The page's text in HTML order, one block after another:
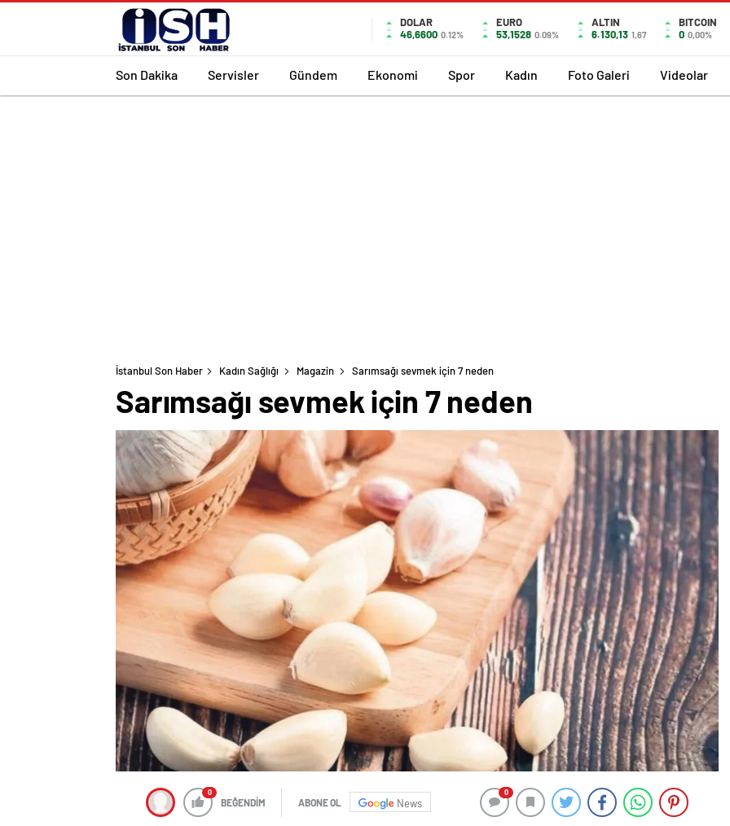
DOLAR
46,6600 0.12%
EURO
53,1528 0.09%
ALTIN
6.130,13 1,67
BITCOIN
0 0,00%
Son Dakika Servisler Gündem Ekonomi Spor Kadın Foto Galeri Videolar
İstanbul Son Haber Kadın Sağlığı Magazin Sarımsağı sevmek için 7 neden
Sarımsağı sevmek için 7 neden
0
BEĞENDİM ABONE OL News
0